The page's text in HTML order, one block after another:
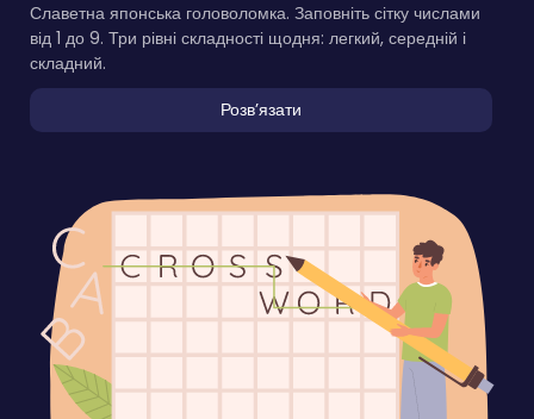
Славетна японська головоломка. Заповніть сітку числами
від 1 до 9. Три рівні складності щодня: легкий, середній і
складний.
Розвʼязати